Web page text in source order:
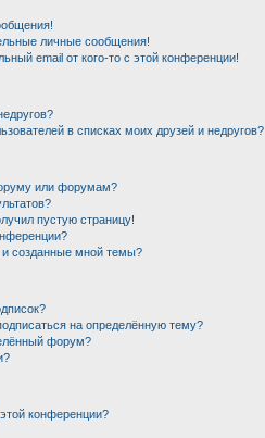
личные сообщения!
email от кого-то с этой конференции!
в списках моих друзей и недругов?
или форумам?
пустую страницу!
созданные мной темы?
на определённую тему?
форум?
конференции?